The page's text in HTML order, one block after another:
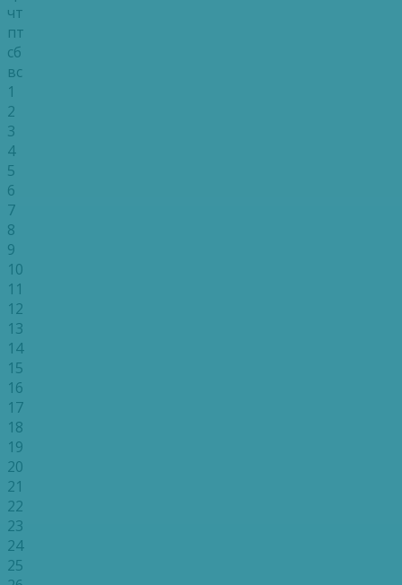
чт
пт
сб
вс
1
2
3
4
5
6
7
8
9
10
11
12
13
14
15
16
17
18
19
20
21
22
23
24
25